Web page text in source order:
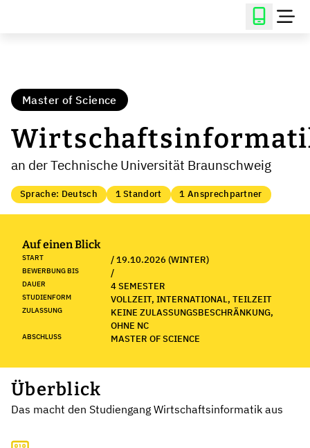
Master of Science
an der Technische Universität Braunschweig
Sprache: Deutsch 1 Standort 1 Ansprechpartner
Auf einen Blick
START / 19.10.2026 (WINTER)
BEWERBUNG BIS /
DAUER 4 SEMESTER
STUDIENFORM VOLLZEIT, INTERNATIONAL, TEILZEIT
ZULASSUNG
KEINE ZULASSUNGSBESCHRÄNKUNG,
OHNE NC
ABSCHLUSS MASTER OF SCIENCE
Überblick
Das macht den Studiengang Wirtschaftsinformatik aus